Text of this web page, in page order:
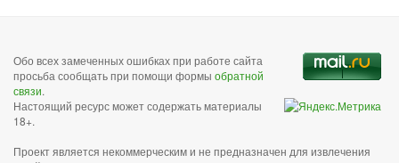
Обо всех замеченных ошибках при работе сайта
просьба сообщать при помощи формы обратной
связи.
Настоящий ресурс может содержать материалы
18+.
Проект является некоммерческим и не предназначен для извлечения